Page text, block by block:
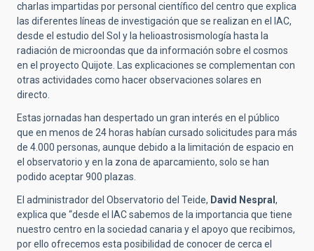
charlas impartidas por personal científico del centro que explica
las diferentes líneas de investigación que se realizan en el IAC,
desde el estudio del Sol y la helioastrosismología hasta la
radiación de microondas que da información sobre el cosmos
en el proyecto Quijote. Las explicaciones se complementan con
otras actividades como hacer observaciones solares en
directo.
Estas jornadas han despertado un gran interés en el público
que en menos de 24 horas habían cursado solicitudes para más
de 4.000 personas, aunque debido a la limitación de espacio en
el observatorio y en la zona de aparcamiento, solo se han
podido aceptar 900 plazas.
El administrador del Observatorio del Teide, David Nespral ,
explica que “desde el IAC sabemos de la importancia que tiene
nuestro centro en la sociedad canaria y el apoyo que recibimos,
por ello ofrecemos esta posibilidad de conocer de cerca el